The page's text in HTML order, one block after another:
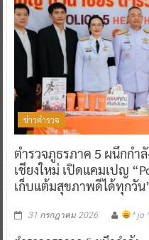
ข่าวตำรวจ
ตำรวจภูธรภาค 5 ผนึกกำ
เชียงใหม่ เปิดแคมเปญ
เก็บแต้มสุขภาพดีได้ทุกวัน
31 กรกฎาคม 2026 ^ jo ^